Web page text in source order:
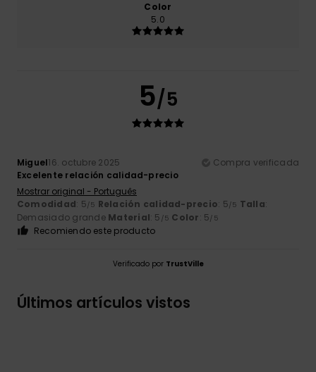
Color
5.0
5/5
Miguel16. octubre 2025
Compra verificada
Excelente relación calidad-precio
Mostrar original - Português
Comodidad: 5/5 Relación calidad-precio: 5/5 Talla:
Demasiado grande Material: 5 /5 Color: 5/5
Recomiendo este producto
Verificado por TrustVille
Últimos artículos vistos